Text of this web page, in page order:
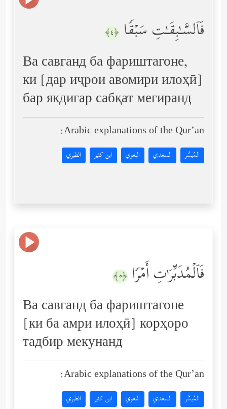
فَٱلسَّـٰبِقَـٰتِ سَبۡقࣰا ﴿٤﴾
Ва савганд ба фариштагоне,
ки [дар иҷрои авомири илоҳӣ]
бар якдигар сабқат мегиранд
Arabic explanations of the Qur’an:
المُيسَّر السعدي البغوي ابن كثير الطبري
فَٱلۡمُدَبِّرَ ٰ⁠تِ أَمۡرࣰا ﴿٥﴾
Ва савганд ба фариштагоне
[ки ба амри илоҳӣ] корҳоро
тадбир мекунанд
Arabic explanations of the Qur’an:
المُيسَّر السعدي البغوي ابن كثير الطبري